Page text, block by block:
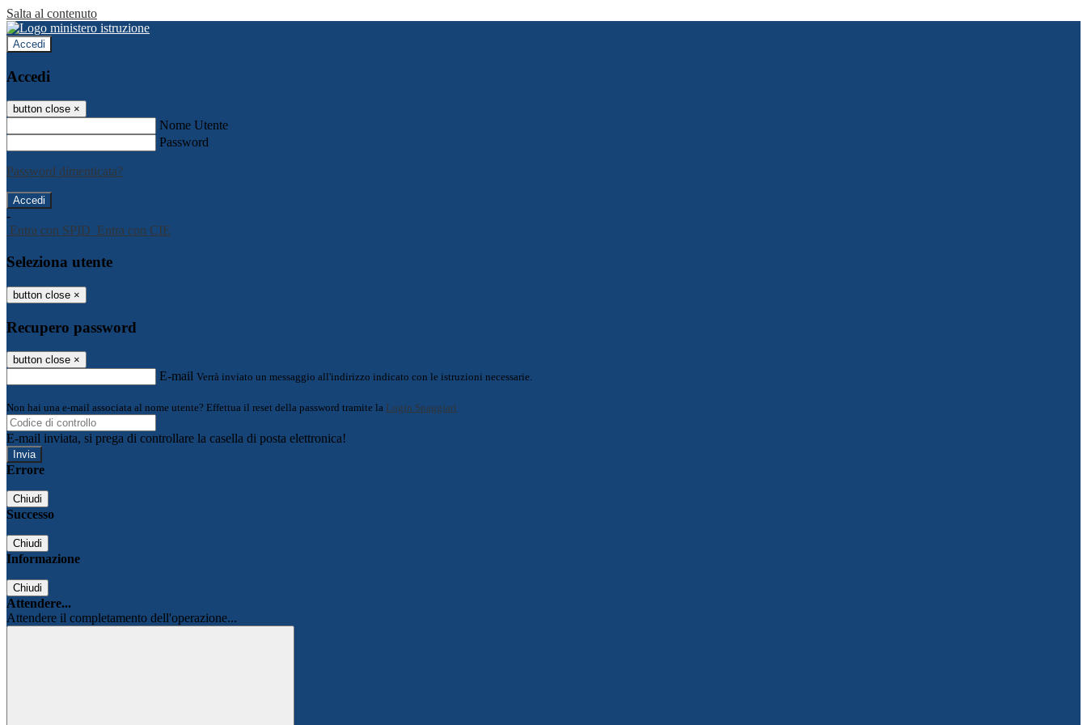
Salta al contenuto
Accedi
Accedi
button close ×
Nome Utente
Password
Password dimenticata?
-
Entra con SPID Entra con CIE
Seleziona utente
button close ×
Recupero password
button close ×
E-mail Verrà inviato un messaggio all'indirizzo indicato con le istruzioni necessarie.
Non hai una e-mail associata al nome utente? Effettua il reset della password tramite la Login Spaggiari
E-mail inviata, si prega di controllare la casella di posta elettronica!
Errore
Chiudi
Successo
Chiudi
Informazione
Chiudi
Attendere...
Attendere il completamento dell'operazione...